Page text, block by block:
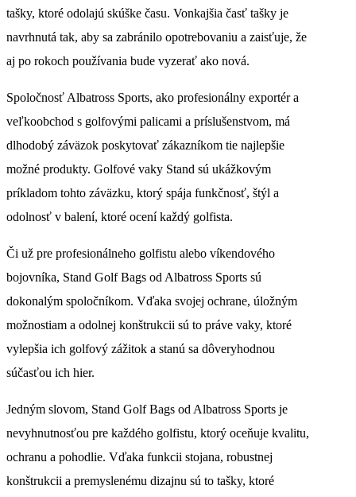
tašky, ktoré odolajú skúške času. Vonkajšia časť tašky je
navrhnutá tak, aby sa zabránilo opotrebovaniu a zaisťuje, že
aj po rokoch používania bude vyzerať ako nová.
Spoločnosť Albatross Sports, ako profesionálny exportér a
veľkoobchod s golfovými palicami a príslušenstvom, má
dlhodobý záväzok poskytovať zákazníkom tie najlepšie
možné produkty. Golfové vaky Stand sú ukážkovým
príkladom tohto záväzku, ktorý spája funkčnosť, štýl a
odolnosť v balení, ktoré ocení každý golfista.
Či už pre profesionálneho golfistu alebo víkendového
bojovníka, Stand Golf Bags od Albatross Sports sú
dokonalým spoločníkom. Vďaka svojej ochrane, úložným
možnostiam a odolnej konštrukcii sú to práve vaky, ktoré
vylepšia ich golfový zážitok a stanú sa dôveryhodnou
súčasťou ich hier.
Jedným slovom, Stand Golf Bags od Albatross Sports je
nevyhnutnosťou pre každého golfistu, ktorý oceňuje kvalitu,
ochranu a pohodlie. Vďaka funkcii stojana, robustnej
konštrukcii a premyslenému dizajnu sú to tašky, ktoré